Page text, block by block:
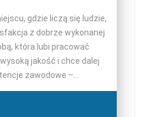
gdzie liczą się ludzie,
z dobrze wykonanej
która lubi pracować
jakość i chce dalej
zawodowe –...